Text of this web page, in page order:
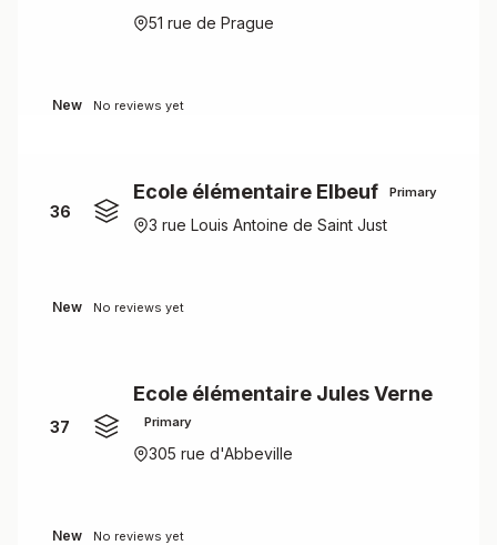
51 rue de Prague
New No reviews yet
36
Ecole élémentaire Elbeuf Primary
3 rue Louis Antoine de Saint Just
New No reviews yet
37
Ecole élémentaire Jules Verne
Primary
305 rue d'Abbeville
New No reviews yet